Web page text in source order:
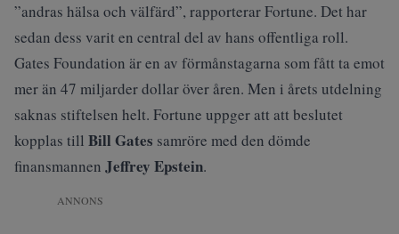
”andras hälsa och välfärd”, rapporterarFortune. Det har
sedan dess varit en central del av hans offentliga roll.
Gates Foundation är en av förmånstagarna som fått ta emot
mer än 47 miljarder dollar över åren. Men i årets utdelning
saknas stiftelsen helt. Fortune uppger att att beslutet
kopplas till Bill Gates samröre med den dömde
finansmannen Jeffrey Epstein.
ANNONS